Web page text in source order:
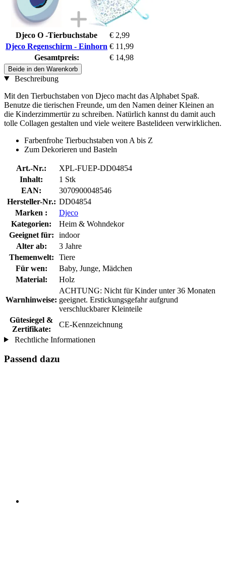
Djeco O -Tierbuchstabe
€ 2,99
Djeco Regenschirm - Einhorn € 11,99
Gesamtpreis:
€ 14,98
Beide in den Warenkorb
Beschreibung
Mit den Tierbuchstaben von Djeco macht das Alphabet Spaß.
Benutze die tierischen Freunde, um den Namen deiner Kleinen an
die Kinderzimmertür zu schreiben. Natürlich kannst du damit auch
tolle Collagen gestalten und viele weitere Bastelideen verwirklichen.
Farbenfrohe Tierbuchstaben von A bis Z
Zum Dekorieren und Basteln
Art.-Nr.:
XPL-FUEP-DD04854
Inhalt:
1 Stk
EAN:
3070900048546
Hersteller-Nr.: DD04854
Marken :
Djeco
Kategorien:
Heim & Wohndekor
Geeignet für:
indoor
Alter ab:
3 Jahre
Themenwelt:
Tiere
Für wen:
Baby, Junge, Mädchen
Material:
Holz
Warnhinweise:
ACHTUNG: Nicht für Kinder unter 36 Monaten
geeignet. Erstickungsgefahr aufgrund
verschluckbarer Kleinteile
Gütesiegel &
Zertifikate:
CE-Kennzeichnung
Rechtliche Informationen
Passend dazu